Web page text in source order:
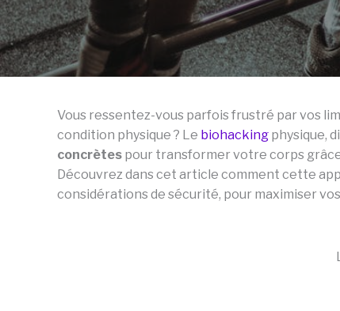
Vous ressentez-vous parfois frustré par vos
condition physique ? Le biohacking physique,
concrètes pour transformer votre corps
Découvrez dans cet article comment cette
considérations de sécurité, pour maximiser